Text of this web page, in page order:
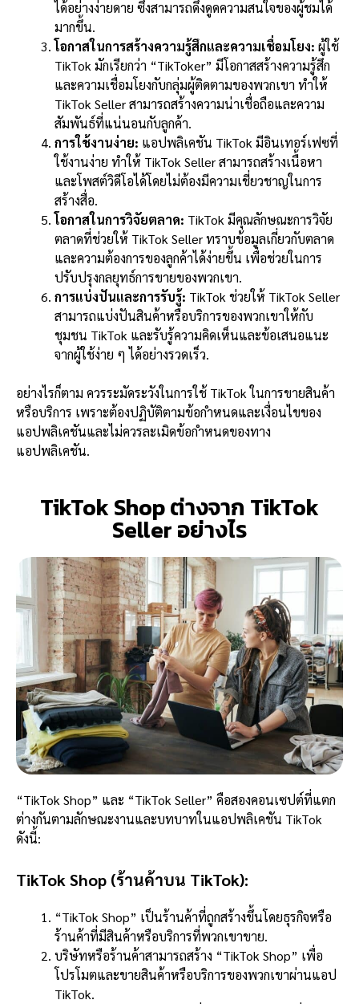
ได้อย่างง่ายดาย ซึ่งสามารถดึงดูดความสนใจของผู้ชมได้
มากขึ้น.
โอกาสในการสร้างความรู้สึกและความเชื่อมโยง: ผู้ใช้
TikTok มักเรียกว่า “TikToker” มีโอกาสสร้างความรู้สึก
และความเชื่อมโยงกับกลุ่มผู้ติดตามของพวกเขา ทำให้
TikTok Seller สามารถสร้างความน่าเชื่อถือและความ
สัมพันธ์ที่แน่นอนกับลูกค้า.
การใช้งานง่าย: แอปพลิเคชัน TikTok มีอินเทอร์เฟซที่
ใช้งานง่าย ทำให้ TikTok Seller สามารถสร้างเนื้อหา
และโพสต์วิดีโอได้โดยไม่ต้องมีความเชี่ยวชาญในการ
สร้างสื่อ.
โอกาสในการวิจัยตลาด: TikTok มีคุณลักษณะการวิจัย
ตลาดที่ช่วยให้ TikTok Seller ทราบข้อมูลเกี่ยวกับตลาด
และความต้องการของลูกค้าได้ง่ายขึ้น เพื่อช่วยในการ
ปรับปรุงกลยุทธ์การขายของพวกเขา.
การแบ่งปันและการรับรู้: TikTok ช่วยให้ TikTok Seller
สามารถแบ่งปันสินค้าหรือบริการของพวกเขาให้กับ
ชุมชน TikTok และรับรู้ความคิดเห็นและข้อเสนอแนะ
จากผู้ใช้ง่าย ๆ ได้อย่างรวดเร็ว.
อย่างไรก็ตาม ควรระมัดระวังในการใช้ TikTok ในการขายสินค้า
หรือบริการ เพราะต้องปฏิบัติตามข้อกำหนดและเงื่อนไขของ
แอปพลิเคชันและไม่ควรละเมิดข้อกำหนดของทาง
แอปพลิเคชัน.
TikTok Shop ต่างจาก TikTok
Seller อย่างไร
“TikTok Shop” และ “TikTok Seller” คือสองคอนเซปต์ที่แตก
ต่างกันตามลักษณะงานและบทบาทในแอปพลิเคชัน TikTok
ดังนี้:
TikTok Shop (ร้านค้าบน TikTok):
“TikTok Shop” เป็นร้านค้าที่ถูกสร้างขึ้นโดยธุรกิจหรือ
ร้านค้าที่มีสินค้าหรือบริการที่พวกเขาขาย.
บริษัทหรือร้านค้าสามารถสร้าง “TikTok Shop” เพื่อ
โปรโมตและขายสินค้าหรือบริการของพวกเขาผ่านแอป
TikTok.